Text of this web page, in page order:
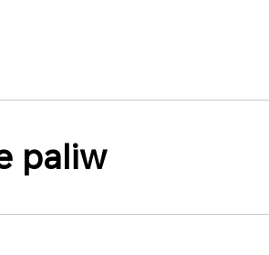
paliw